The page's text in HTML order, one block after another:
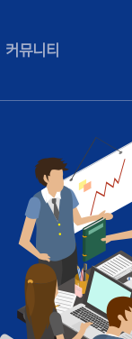
커뮤니티